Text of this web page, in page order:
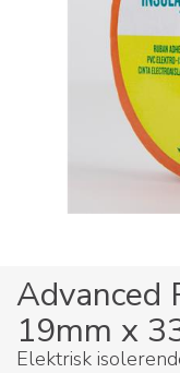
Advanced
19mm x
Elektrisk